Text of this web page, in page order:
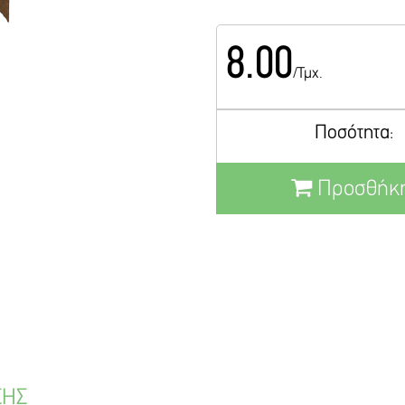
8.00/Τμχ.
Ποσότητα: